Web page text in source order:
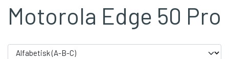
Motorola Edge 50 Pro